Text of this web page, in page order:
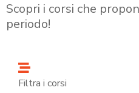
Scopri i corsi che
periodo!
Filtra i corsi